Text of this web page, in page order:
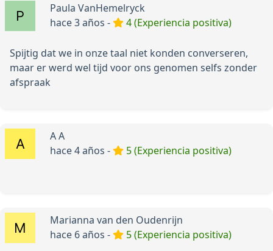
Paula VanHemelryck
hace 3 años -
4 (Experiencia positiva)
Spijtig dat we in onze taal niet konden converseren,
maar er werd wel tijd voor ons genomen selfs zonder
afspraak
A A
hace 4 años -
5 (Experiencia positiva)
Marianna van den Oudenrijn
hace 6 años -
5 (Experiencia positiva)